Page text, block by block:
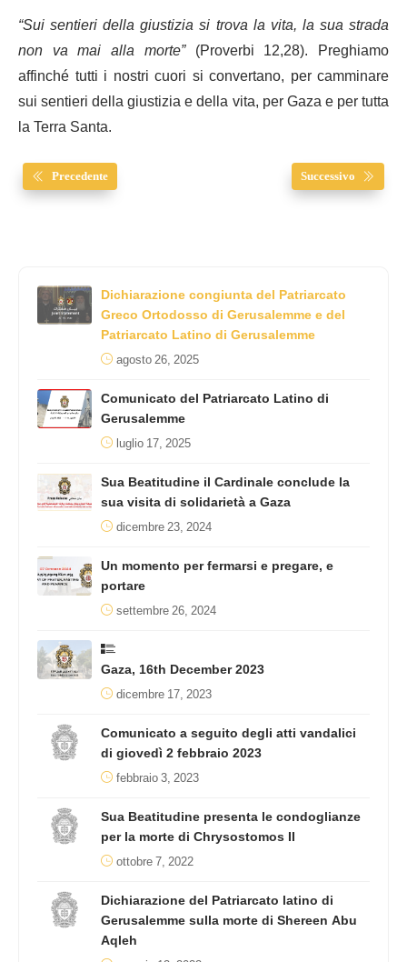
“Sui sentieri della giustizia si trova la vita, la sua strada
non va mai alla morte” (Proverbi 12,28). Preghiamo
affinché tutti i nostri cuori si convertano, per camminare
sui sentieri della giustizia e della vita, per Gaza e per tutta
la Terra Santa.
Precedente Successivo
Dichiarazione congiunta del Patriarcato
Greco Ortodosso di Gerusalemme e del
Patriarcato Latino di Gerusalemme
agosto 26, 2025
Comunicato del Patriarcato Latino di
Gerusalemme
luglio 17, 2025
Sua Beatitudine il Cardinale conclude la
sua visita di solidarietà a Gaza
dicembre 23, 2024
Un momento per fermarsi e pregare, e
portare
settembre 26, 2024
Gaza, 16th December 2023
dicembre 17, 2023
Comunicato a seguito degli atti vandalici
di giovedì 2 febbraio 2023
febbraio 3, 2023
Sua Beatitudine presenta le condoglianze
per la morte di Chrysostomos II
ottobre 7, 2022
Dichiarazione del Patriarcato latino di
Gerusalemme sulla morte di Shereen Abu
Aqleh